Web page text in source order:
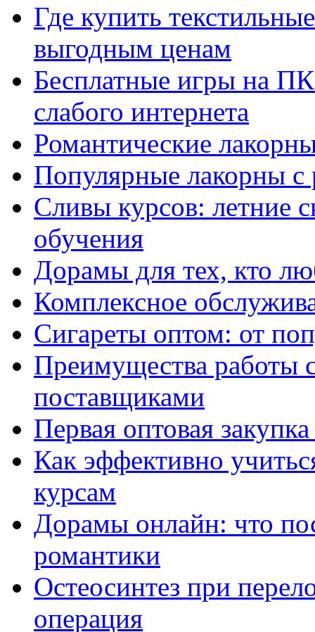
Где купить
выгодным ценам
Бесплатные игры на
слабого интернета
Романтические
Популярные лакорны с
Сливы курсов: летние
обучения
Дорамы для тех, кто
Комплексное
Сигареты оптом: от
Преимущества работы
поставщиками
Первая оптовая
Как эффективно
курсам
Дорамы онлайн: что
романтики
Остеосинтез при
операция